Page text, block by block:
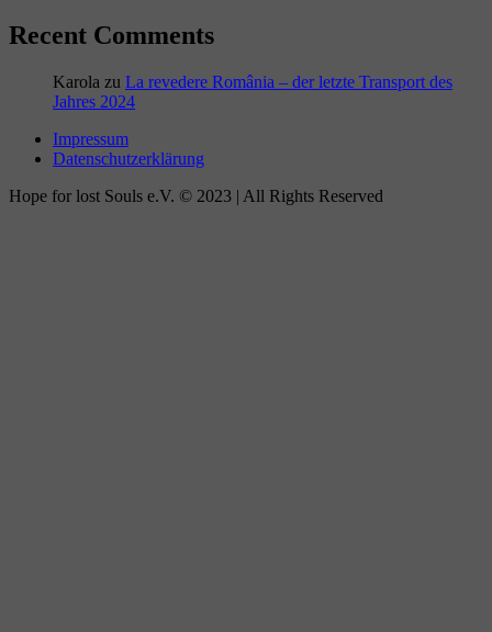
Recent Comments
Karola zu La revedere România – der letzte Transport des
Jahres 2024
Impressum
Datenschutzerklärung
Hope for lost Souls e.V. © 2023 | All Rights Reserved